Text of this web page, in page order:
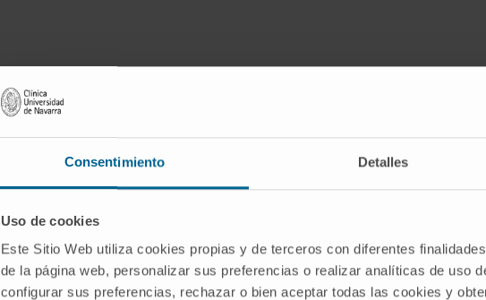
Consentimiento Detalles
Uso de cookies
Este Sitio Web utiliza cookies propias y de terceros con diferentes
de la página web, personalizar sus preferencias o realizar analíticas de uso
configurar sus preferencias, rechazar o bien aceptar todas las cookies y
Traitements de pointe pour une
EN NAVARRE ET À MADRID